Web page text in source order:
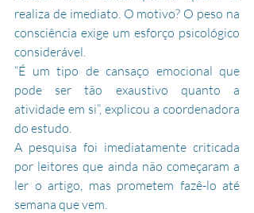
realiza de imediato. O motivo? O peso na
consciência exige um esforço psicológico
considerável.
“É um tipo de cansaço emocional que
pode ser tão exaustivo quanto a
atividade em si”, explicou a coordenadora
do estudo.
A pesquisa foi imediatamente criticada
por leitores que ainda não começaram a
ler o artigo, mas prometem fazê-lo até
semana que vem.